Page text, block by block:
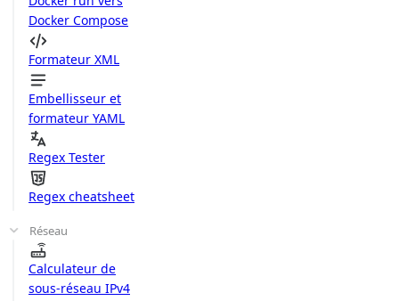
Docker Compose
Formateur XML
Embellisseur et
formateur YAML
Regex Tester
Regex cheatsheet
Réseau
Calculateur de
sous-réseau IPv4